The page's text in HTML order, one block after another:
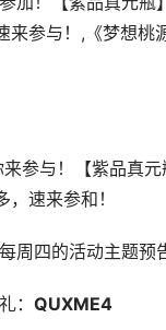
来参与！,《梦想桃
参与！【紫品真
速来参和！
四的活动主题预
： QUXME4